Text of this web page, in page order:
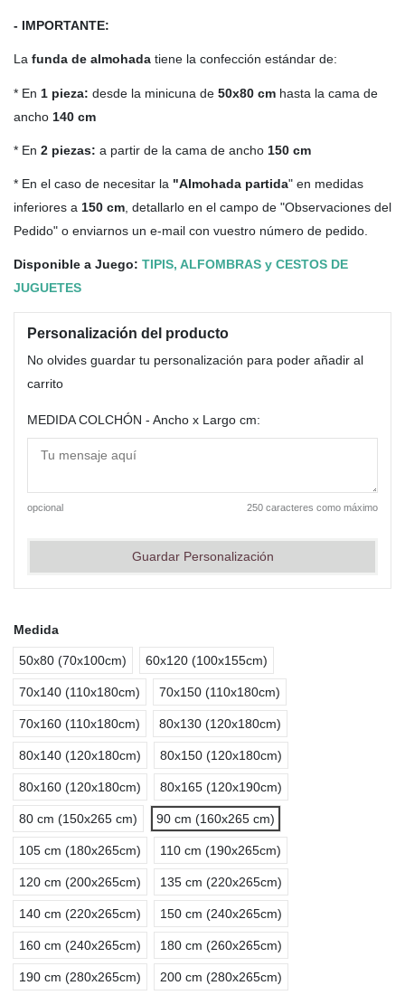
- IMPORTANTE:
La funda de almohada tiene la confección estándar de:
* En 1 pieza: desde la minicuna de 50x80 cm hasta la cama de
ancho 140 cm
* En 2 piezas: a partir de la cama de ancho 150 cm
* En el caso de necesitar la "Almohada partida" en medidas
inferiores a 150 cm , detallarlo en el campo de "Observaciones del
Pedido" o enviarnos un e-mail con vuestro número de pedido.
Disponible a Juego: TIPIS, ALFOMBRAS y CESTOS DE
JUGUETES
Personalización del producto
No olvides guardar tu personalización para poder añadir al
carrito
MEDIDA COLCHÓN - Ancho x Largo cm:
opcional 250 caracteres como máximo
Guardar Personalización
Medida
50x80 (70x100cm) 60x120 (100x155cm)
70x140 (110x180cm) 70x150 (110x180cm)
70x160 (110x180cm) 80x130 (120x180cm)
80x140 (120x180cm) 80x150 (120x180cm)
80x160 (120x180cm) 80x165 (120x190cm)
80 cm (150x265 cm) 90 cm (160x265 cm)
105 cm (180x265cm) 110 cm (190x265cm)
120 cm (200x265cm) 135 cm (220x265cm)
140 cm (220x265cm) 150 cm (240x265cm)
160 cm (240x265cm) 180 cm (260x265cm)
190 cm (280x265cm) 200 cm (280x265cm)